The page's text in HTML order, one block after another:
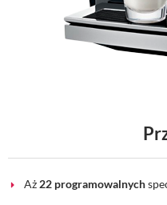
Aż 22 programowalnych